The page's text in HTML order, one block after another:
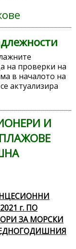
на проверки на
в началото на
актуализира
И
г. ПО
ЗА МОРСКИ